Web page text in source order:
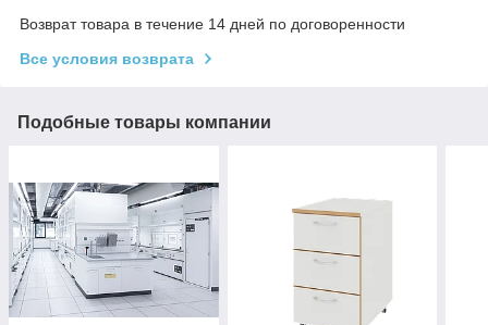
Возврат товара в течение 14 дней по договоренности
Все условия возврата
Подобные товары компании